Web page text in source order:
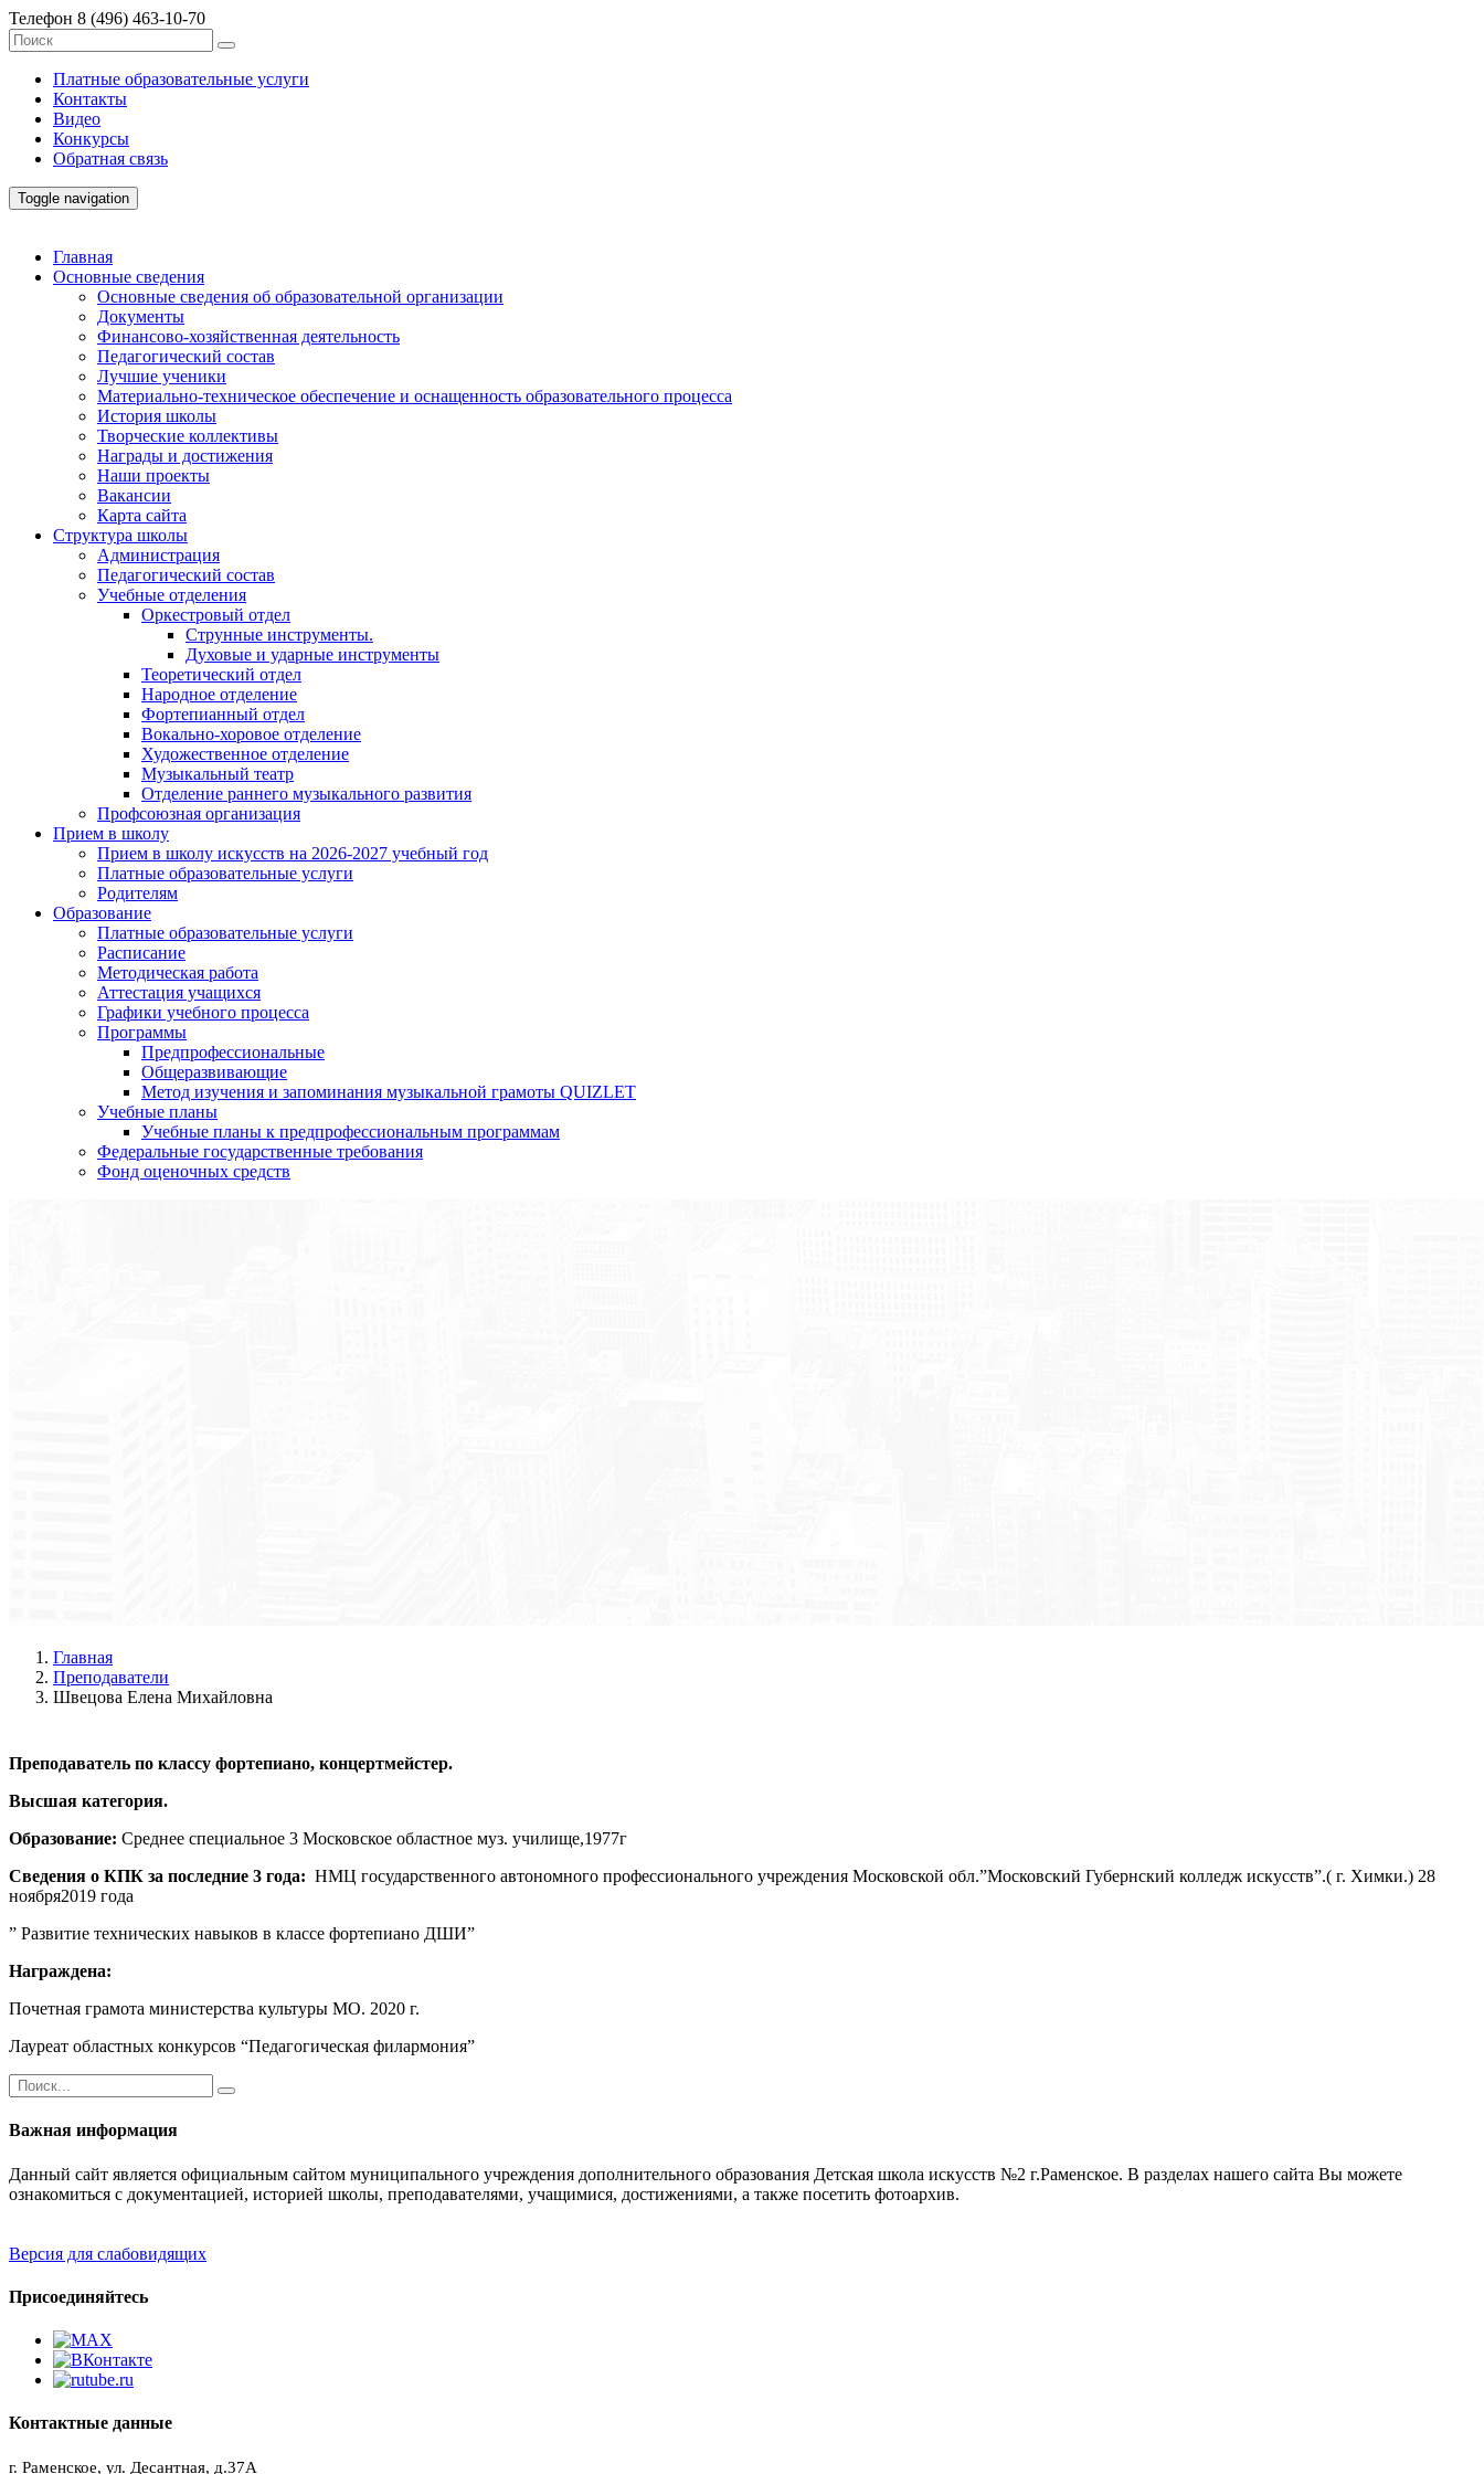
Телефон 8 (496) 463-10-70
Платные образовательные услуги
Контакты
Видео
Конкурсы
Обратная связь
Toggle navigation
Главная
Основные сведения
Основные сведения об образовательной организации
Документы
Финансово-хозяйственная деятельность
Педагогический состав
Лучшие ученики
Материально-техническое обеспечение и оснащенность образовательного процесса
История школы
Творческие коллективы
Награды и достижения
Наши проекты
Вакансии
Карта сайта
Структура школы
Администрация
Педагогический состав
Учебные отделения
Оркестровый отдел
Струнные инструменты.
Духовые и ударные инструменты
Теоретический отдел
Народное отделение
Фортепианный отдел
Вокально-хоровое отделение
Художественное отделение
Музыкальный театр
Отделение раннего музыкального развития
Профсоюзная организация
Прием в школу
Прием в школу искусств на 2026-2027 учебный год
Платные образовательные услуги
Родителям
Образование
Платные образовательные услуги
Расписание
Методическая работа
Аттестация учащихся
Графики учебного процесса
Программы
Предпрофессиональные
Общеразвивающие
Метод изучения и запоминания музыкальной грамоты QUIZLET
Учебные планы
Учебные планы к предпрофессиональным программам
Федеральные государственные требования
Фонд оценочных средств
Главная
Преподаватели
Швецова Елена Михайловна
Преподаватель по классу фортепиано, концертмейстер.
Высшая категория.
Образование: Среднее специальное 3 Московское областное муз. училище,1977г
Сведения о КПК за последние 3 года: НМЦ государственного автономного профессионального учреждения Московской обл.”Московский Губернский колледж искусств”.( г. Химки.) 28
ноября2019 года
” Развитие технических навыков в классе фортепиано ДШИ”
Награждена:
Почетная грамота министерства культуры МО. 2020 г.
Лауреат областных конкурсов “Педагогическая филармония”
Важная информация
Данный сайт является официальным сайтом муниципального учреждения дополнительного образования Детская школа искусств №2 г.Раменское. В разделах нашего сайта Вы можете
ознакомиться с документацией, историей школы, преподавателями, учащимися, достижениями, а также посетить фотоархив.
Версия для слабовидящих
Присоединяйтесь
Контактные данные
г. Раменское, ул. Десантная, д.37A